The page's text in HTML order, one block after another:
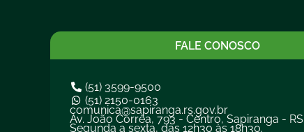
FALE CONOSCO
(51) 3599-9500
(51) 2150-0163
comunica@sapiranga.rs.gov.br
Av. João Corrêa, 793 - Centro, Sapiranga - RS
Segunda a sexta, das 12h30 às 18h30.